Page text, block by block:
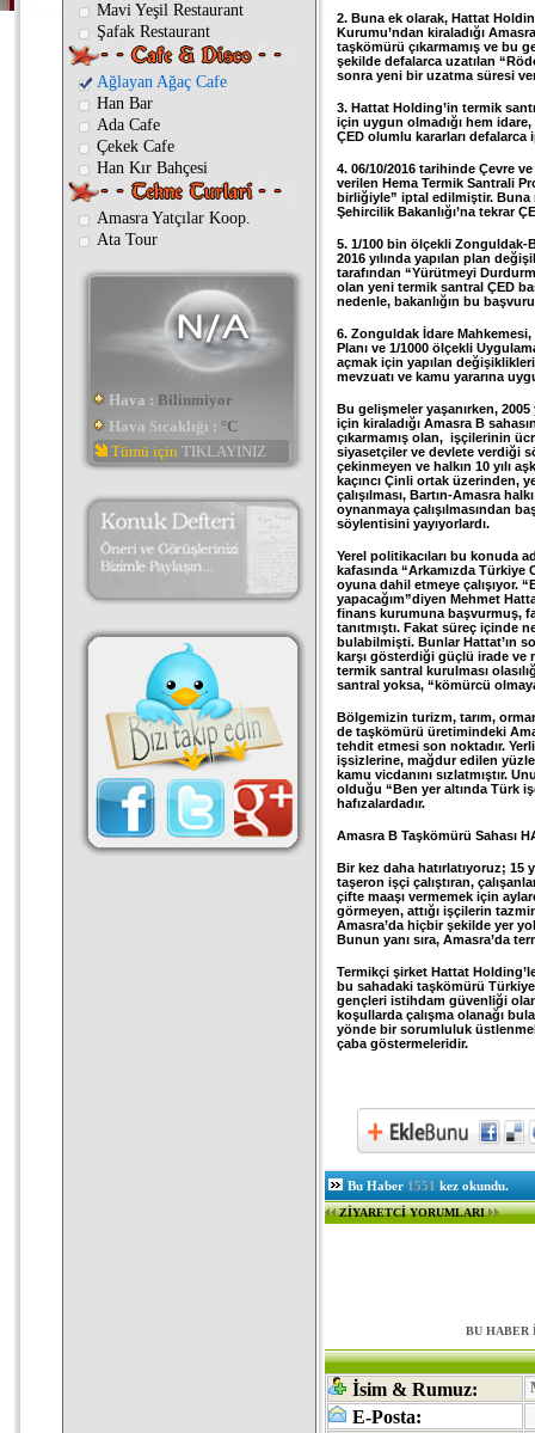
Mavi Yeşil Restaurant
Şafak Restaurant
Ağlayan Ağaç Cafe
Han Bar
Ada Cafe
Çekek Cafe
Han Kır Bahçesi
Amasra Yatçılar Koop.
Ata Tour
Hava : Bilinmiyor
Hava Sıcaklığı : °C
Tümü için TIKLAYINIZ
2. Buna ek olarak, Hattat
Kurumu’ndan kiraladığı
taşkömürü çıkarmamış ve bu
şekilde defalarca uzatılan
sonra yeni bir uzatma süresi
3. Hattat Holding’in termik
için uygun olmadığı hem
ÇED olumlu kararları defalarca
4. 06/10/2016 tarihinde Çevre
verilen Hema Termik Santrali
birliğiyle” iptal edilmiştir. Buna
Şehircilik Bakanlığı’na tekrar
5. 1/100 bin ölçekli Zonguldak-
2016 yılında yapılan plan
tarafından “Yürütmeyi
olan yeni termik santral ÇED
nedenle, bakanlığın bu
6. Zonguldak İdare
Planı ve 1/1000 ölçekli
açmak için yapılan
mevzuatı ve kamu yararına
Bu gelişmeler yaşanırken,
için kiraladığı Amasra B
çıkarmamış olan, işçilerinin
siyasetçiler ve devlete verdiği
çekinmeyen ve halkın 10 yılı
kaçıncı Çinli ortak üzerinden,
çalışılması, Bartın-Amasra
oynanmaya çalışılmasından
söylentisini yayıyorlardı.
Yerel politikacıları bu konuda
kafasında “Arkamızda
oyuna dahil etmeye çalışıyor.
yapacağım”diyen Mehmet
finans kurumuna başvurmuş,
tanıtmıştı. Fakat süreç içinde
bulabilmişti. Bunlar Hattat’ın
karşı gösterdiği güçlü irade ve
termik santral kurulması
santral yoksa, “kömürcü
Bölgemizin turizm, tarım,
de taşkömürü üretimindeki
tehdit etmesi son noktadır.
işsizlerine, mağdur edilen
kamu vicdanını sızlatmıştır.
olduğu “Ben yer altında Türk
hafızalardadır.
Amasra B Taşkömürü Sahası
Bir kez daha hatırlatıyoruz; 15
taşeron işçi çalıştıran,
çifte maaşı vermemek için
görmeyen, attığı işçilerin
Amasra’da hiçbir şekilde yer
Bunun yanı sıra, Amasra’da
Termikçi şirket Hattat
bu sahadaki taşkömürü
gençleri istihdam güvenliği
koşullarda çalışma olanağı
yönde bir sorumluluk
çaba göstermeleridir.
Bu Haber 1551 kez okundu.
ZİYARETCİ YORUMLARI
BU HABER
İsim & Rumuz:
E-Posta: